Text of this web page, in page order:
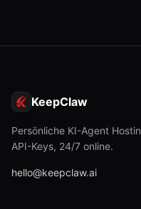
KeepClaw
Persönliche KI-Agent
API-Keys, 24/7 online.
hello@keepclaw.ai